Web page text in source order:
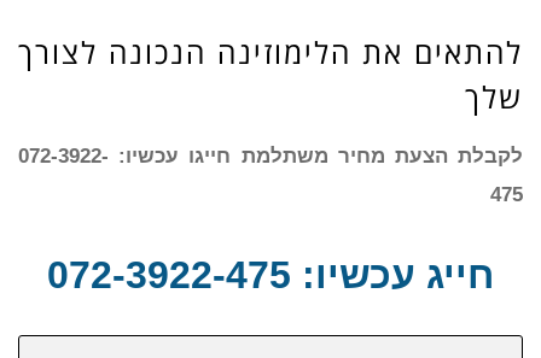
להתאים את הלימוזינה הנכונה לצורך
שלך
לקבלת הצעת מחיר משתלמת חייגו עכשיו: 072-3922-
475
חייג עכשיו: 072-3922-475
שם: